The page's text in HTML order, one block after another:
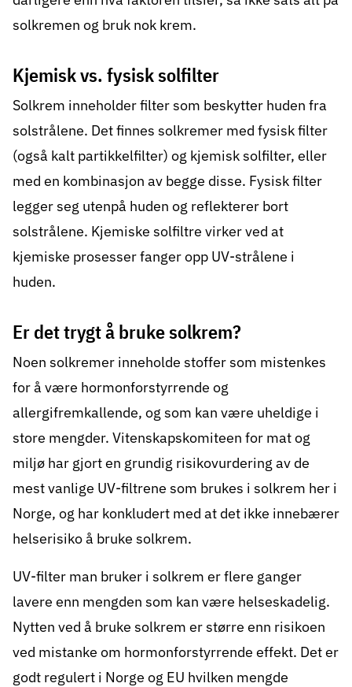
solkremen og bruk nok krem.
Kjemisk vs. fysisk solfilter
Solkrem inneholder filter som beskytter huden fra
solstrålene. Det finnes solkremer med fysisk filter
(også kalt partikkelfilter) og kjemisk solfilter, eller
med en kombinasjon av begge disse. Fysisk filter
legger seg utenpå huden og reflekterer bort
solstrålene. Kjemiske solfiltre virker ved at
kjemiske prosesser fanger opp UV-strålene i
huden.
Er det trygt å bruke solkrem?
Noen solkremer inneholde stoffer som mistenkes
for å være hormonforstyrrende og
allergifremkallende, og som kan være uheldige i
store mengder. Vitenskapskomiteen for mat og
miljø har gjort en grundig risikovurdering av de
mest vanlige UV-filtrene som brukes i solkrem her i
Norge, og har konkludert med at det ikke innebærer
helserisiko å bruke solkrem.
UV-filter man bruker i solkrem er flere ganger
lavere enn mengden som kan være helseskadelig.
Nytten ved å bruke solkrem er større enn risikoen
ved mistanke om hormonforstyrrende effekt. Det er
godt regulert i Norge og EU hvilken mengde